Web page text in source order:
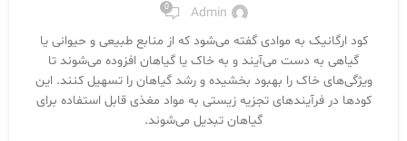
Admin
0
کود ارگانیک به موادی گفته می‌شود که از منابع طبیعی و حیوانی یا
گیاهی به دست می‌آیند و به خاک یا گیاهان افزوده می‌شوند تا
ویژگی‌های خاک را بهبود بخشیده و رشد گیاهان را تسهیل کنند. این
کودها در فرآیندهای تجزیه زیستی به مواد مغذی قابل استفاده برای
گیاهان تبدیل می‌شوند.